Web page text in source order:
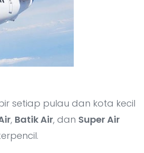
setiap pulau dan kota kecil
, Batik Air, dan Super Air